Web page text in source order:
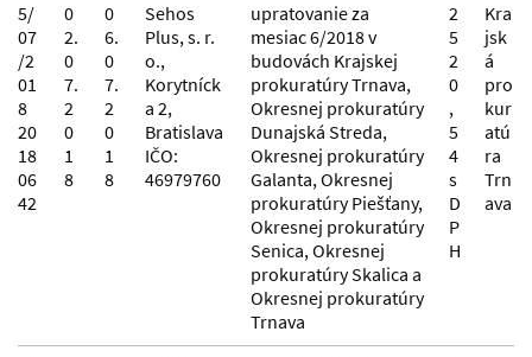
5/
07
/2
01
8
20
18
06
42
0
2.
0
7.
2
0
1
8
0
6.
0
7.
2
0
1
8
Sehos
Plus, s. r.
o.,
Korytníck
a 2,
Bratislava
IČO:
46979760
upratovanie za
mesiac 6/2018 v
budovách Krajskej
prokuratúry Trnava,
Okresnej prokuratúry
Dunajská Streda,
Okresnej prokuratúry
Galanta, Okresnej
prokuratúry Piešťany,
Okresnej prokuratúry
Senica, Okresnej
prokuratúry Skalica a
Okresnej prokuratúry
Trnava
2
5
2
0
,
5
4
s
D
P
H
Kra
jsk
á
pro
kur
atú
ra
Trn
ava